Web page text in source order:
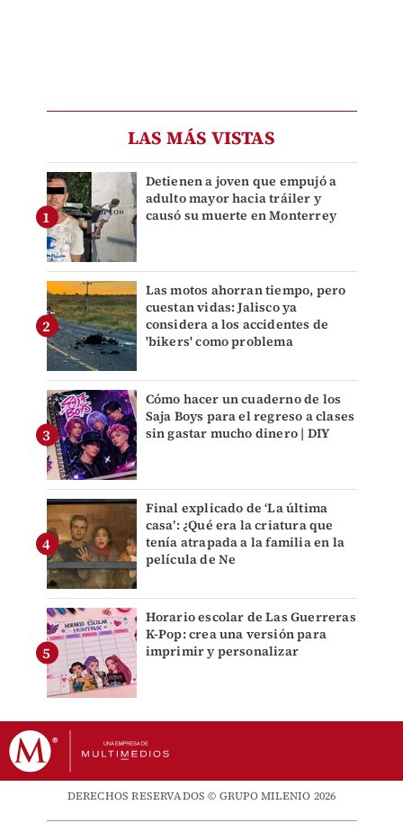
LAS MÁS VISTAS
Detienen a joven que empujó a
adulto mayor hacia tráiler y
causó su muerte en Monterrey
Las motos ahorran tiempo, pero
cuestan vidas: Jalisco ya
considera a los accidentes de
'bikers' como problema
Cómo hacer un cuaderno de los
Saja Boys para el regreso a clases
sin gastar mucho dinero | DIY
Final explicado de ‘La última
casa’: ¿Qué era la criatura que
tenía atrapada a la familia en la
película de Ne
Horario escolar de Las Guerreras
K-Pop: crea una versión para
imprimir y personalizar
DERECHOS RESERVADOS © GRUPO MILENIO 2026